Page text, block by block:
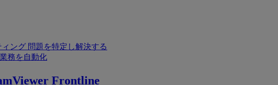
ィング 問題を特定し解決する
務を自動化
Frontline